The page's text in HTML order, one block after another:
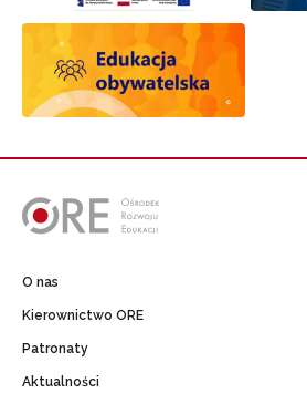
O nas
Kierownictwo ORE
Patronaty
Aktualności